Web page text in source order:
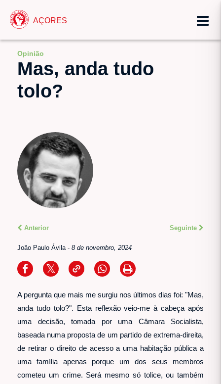
AÇORES
Opinião
Mas, anda tudo
tolo?
Anterior Seguinte
João Paulo Ávila- 8 de novembro, 2024
A pergunta que mais me surgiu nos últimos dias foi: "Mas,
anda tudo tolo?". Esta reflexão veio-me à cabeça após
uma decisão, tomada por uma Câmara Socialista,
baseada numa proposta de um partido de extrema-direita,
de retirar o direito de acesso a uma habitação pública a
uma família apenas porque um dos seus membros
cometeu um crime. Será mesmo só tolice, ou também